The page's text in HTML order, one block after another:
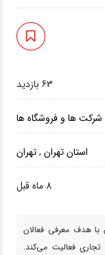
63 بازدید
ها و فروشگاه ها
استان تهران,تهران
8 ماه قبل
با هدف معرفی فعالان
فعالیت می‌کند.